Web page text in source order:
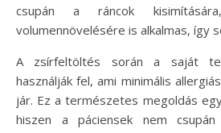
csupán a ráncok
volumennövelésére is alkalmas, így
A zsírfeltöltés során a saját
használják fel, ami minimális
jár. Ez a természetes megoldás
hiszen a páciensek nem